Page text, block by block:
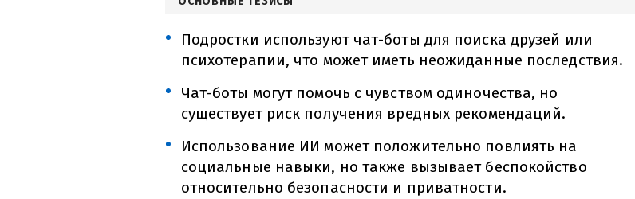
Подростки используют чат-боты для поиска друзей или
психотерапии, что может иметь неожиданные последствия.
Чат-боты могут помочь с чувством одиночества, но
существует риск получения вредных рекомендаций.
Использование ИИ может положительно повлиять на
социальные навыки, но также вызывает беспокойство
относительно безопасности и приватности.